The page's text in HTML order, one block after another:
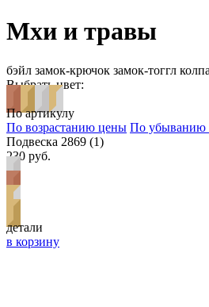
Мхи и травы
бэйл замок-крючок замок-тоггл
Выбрать цвет:
По артикулу
По возрастанию цены По убыванию
Подвеска 2869 (1)
230 руб.
детали
в корзину